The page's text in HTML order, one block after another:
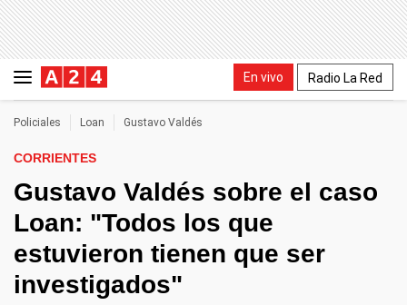
En vivo Radio La Red
Policiales Loan Gustavo Valdés
CORRIENTES
Gustavo Valdés sobre el caso
Loan: "Todos los que
estuvieron tienen que ser
investigados"